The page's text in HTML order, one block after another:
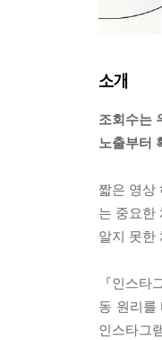
소개
조회수는
노출부터
짧은 영상
는 중요한
알지 못한
『인스
동 원리를
인스타그